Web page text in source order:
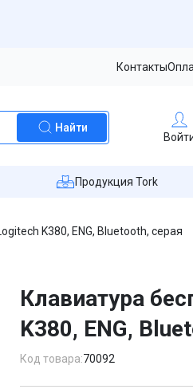
Контакты
Найти
Продукция Tork
K380, ENG, Bluetooth, серая
Клавиатура
K380, ENG,
Код товара:70092